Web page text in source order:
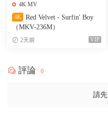
4K MV
4K
Red Velvet - Surfin' Boy
（MKV-236M）
2天前 VIP
評論 0
請先